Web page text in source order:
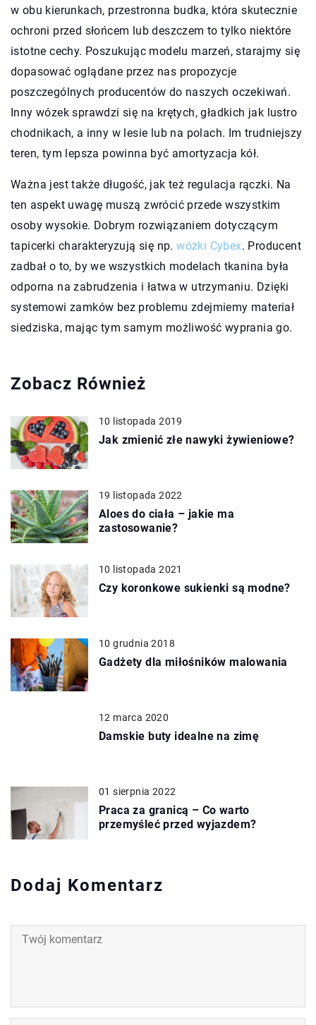
w obu kierunkach, przestronna budka, która skutecznie
ochroni przed słońcem lub deszczem to tylko niektóre
istotne cechy. Poszukując modelu marzeń, starajmy się
dopasować oglądane przez nas propozycje
poszczególnych producentów do naszych oczekiwań.
Inny wózek sprawdzi się na krętych, gładkich jak lustro
chodnikach, a inny w lesie lub na polach. Im trudniejszy
teren, tym lepsza powinna być amortyzacja kół.
Ważna jest także długość, jak też regulacja rączki. Na
ten aspekt uwagę muszą zwrócić przede wszystkim
osoby wysokie. Dobrym rozwiązaniem dotyczącym
tapicerki charakteryzują się np.wózki Cybex. Producent
zadbał o to, by we wszystkich modelach tkanina była
odporna na zabrudzenia i łatwa w utrzymaniu. Dzięki
systemowi zamków bez problemu zdejmiemy materiał
siedziska, mając tym samym możliwość wyprania go.
Zobacz Również
10 listopada 2019
Jak zmienić złe nawyki żywieniowe?
19 listopada 2022
Aloes do ciała – jakie ma
zastosowanie?
10 listopada 2021
Czy koronkowe sukienki są modne?
10 grudnia 2018
Gadżety dla miłośników malowania
12 marca 2020
Damskie buty idealne na zimę
01 sierpnia 2022
Praca za granicą – Co warto
przemyśleć przed wyjazdem?
Dodaj Komentarz